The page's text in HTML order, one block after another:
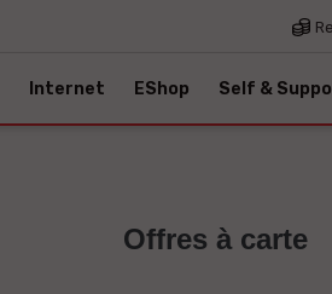
Internet EShop Self &
Offres à carte